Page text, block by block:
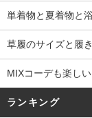
単着物と夏着物と
草履のサイズと履
MIXコーデも楽し
ランキング